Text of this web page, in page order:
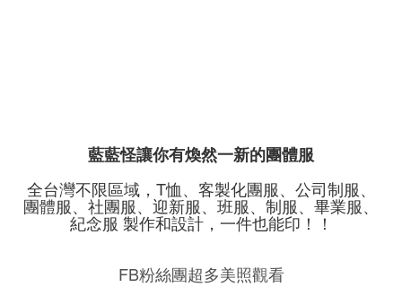
藍藍怪讓你有煥然一新的團體服
全台灣不限區域，T恤、客製化團服、公司制服、
團體服、社團服、迎新服、班服、制服、畢業服、
紀念服 製作和設計，一件也能印！！
FB粉絲團超多美照觀看